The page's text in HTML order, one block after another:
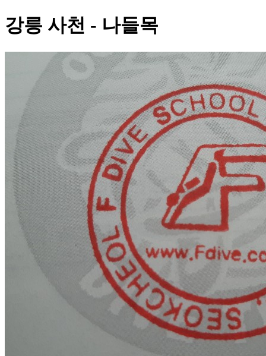
강릉 사천 - 나들목